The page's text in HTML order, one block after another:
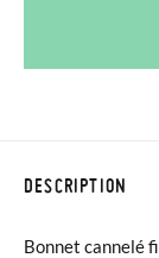
DESCRIPTION
Bonnet cannelé